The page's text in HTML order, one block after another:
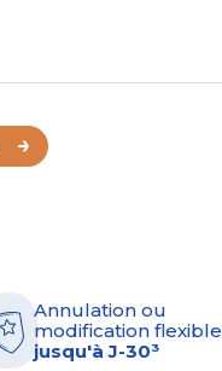
Annulation ou
modification flexible
jusqu'à J-30³